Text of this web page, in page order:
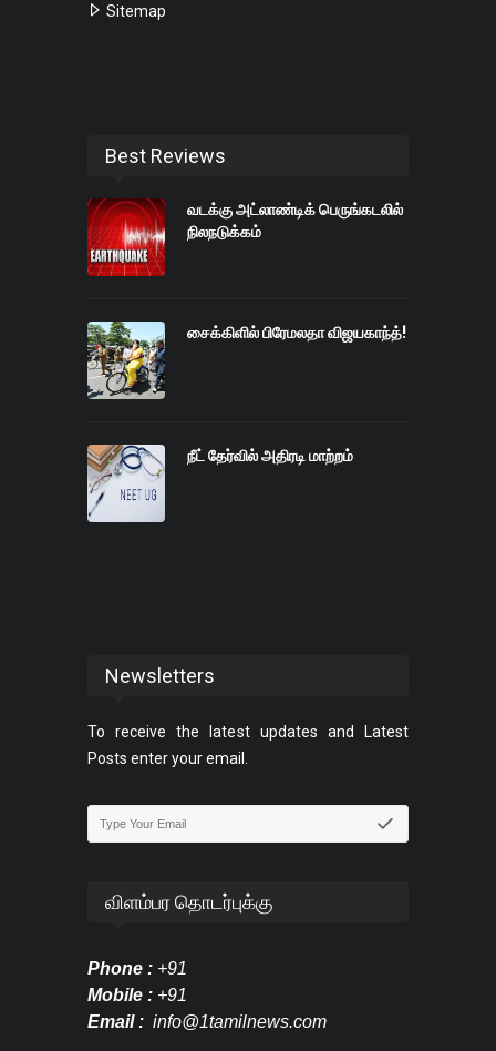
Sitemap
Best Reviews
வடக்கு அட்லாண்டிக் பெருங்கடலில்
நிலநடுக்கம்
சைக்கிளில் பிரேமலதா விஜயகாந்த்!
நீட் தேர்வில் அதிரடி மாற்றம்
Newsletters
To receive the latest updates and Latest
Posts enter your email.
விளம்பர தொடர்புக்கு
Phone : +91
Mobile : +91
Email : info@1tamilnews.com